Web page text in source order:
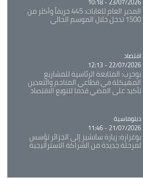
المدير العام للغابات: 445 حريقاً وأكثر من
1500 تدخل خلال الموسم الحالي
Catégorie
اقتصاد
22/07/2026 - 12:13
بوحرب: المتابعة الرئاسية للمشاريع
المهيكلة في قطاعي المناجم والتعدين
تأكيد على المضي قدما لتنويع الاقتصاد
Catégorie
دبلوماسية
21/07/2026 - 11:46
بوغرارة: زيارة سانشيز إلى الجزائر تؤسس
لمرحلة جديدة من الشراكة الاستراتيجية